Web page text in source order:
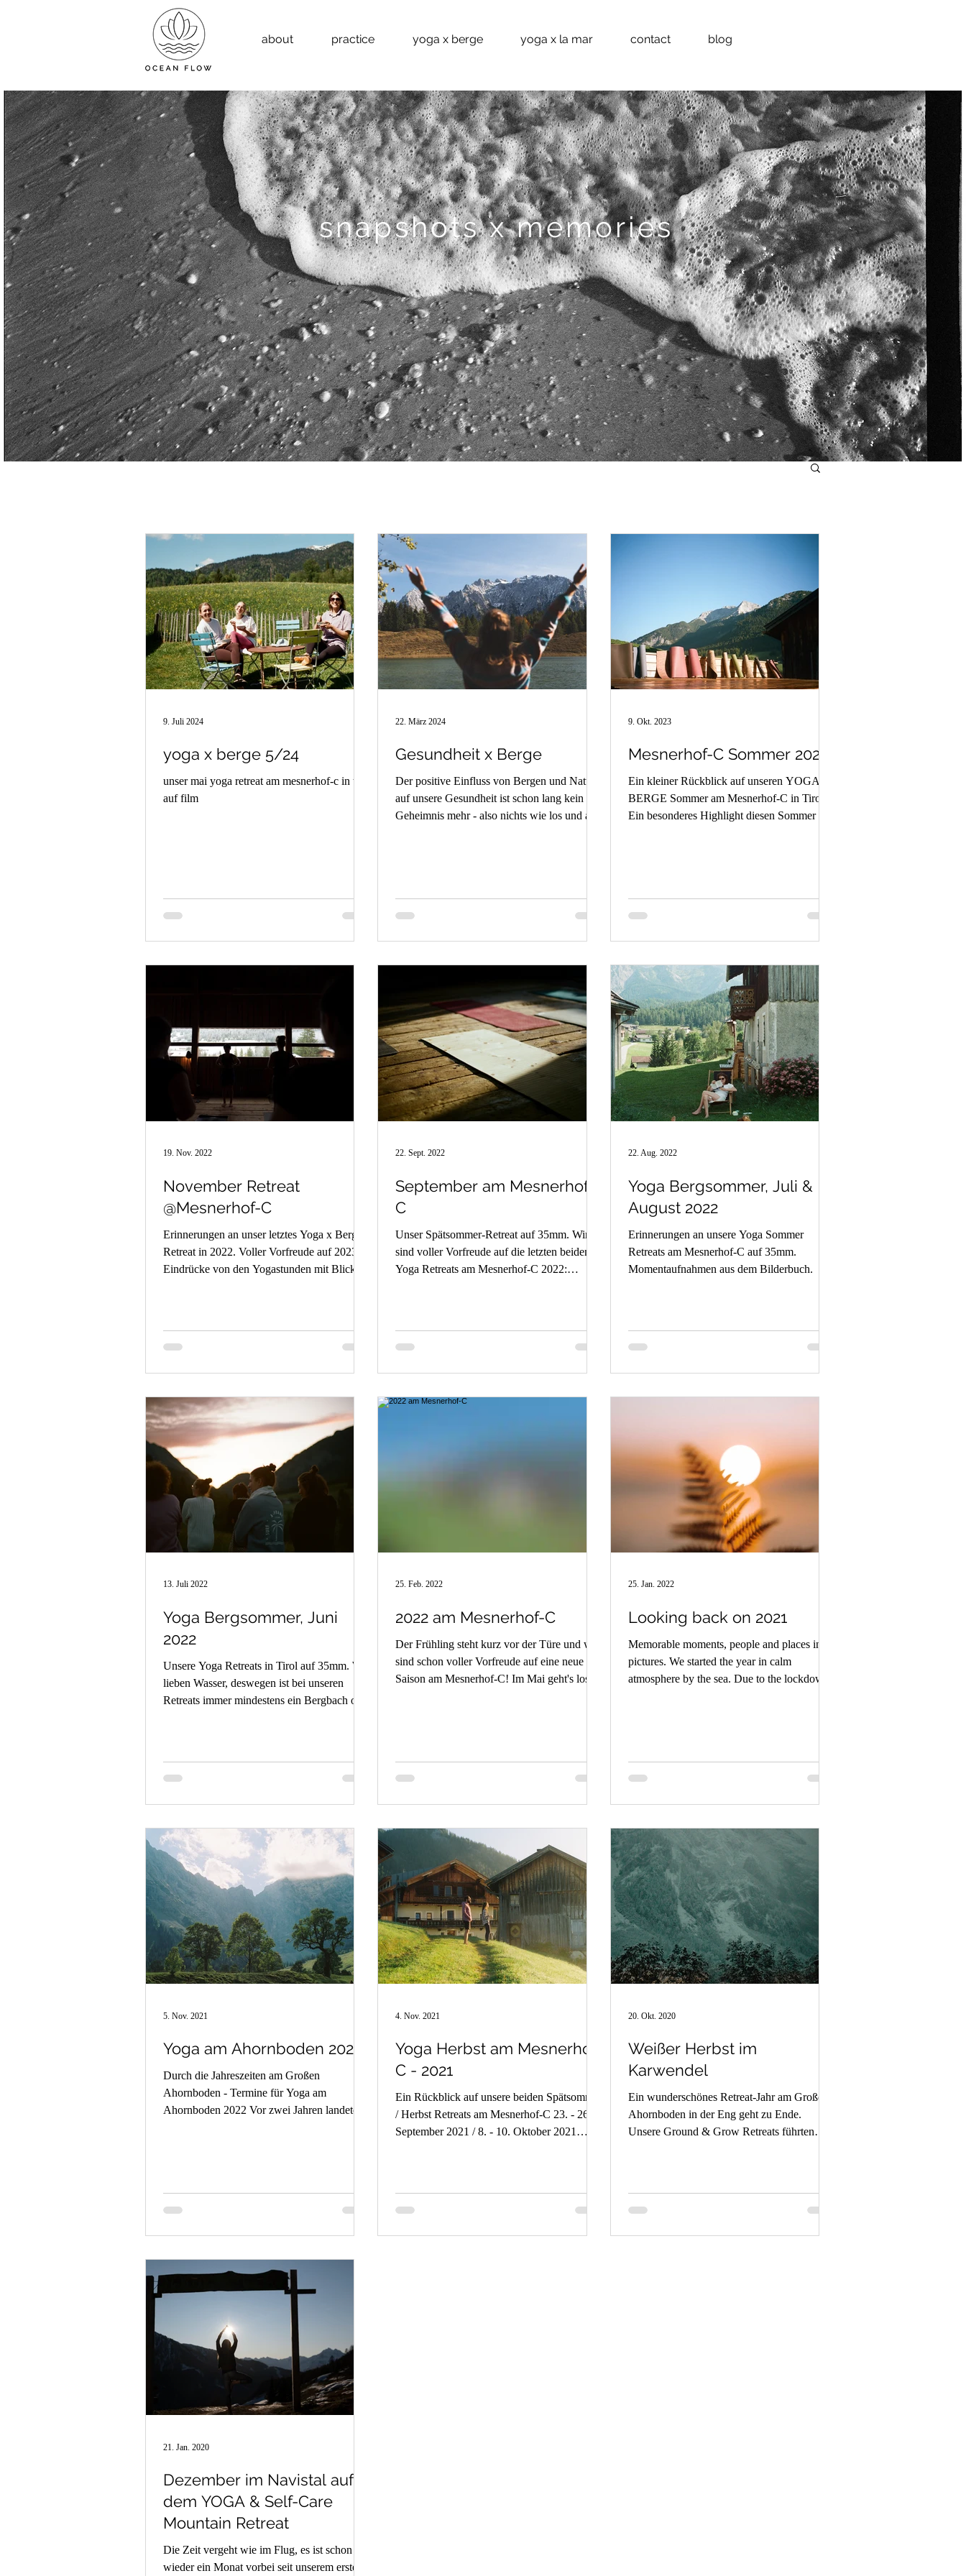
about practice yoga x berge yoga x la mar contact blog
snapshots x memories
yoga x berge 5/24
unser mai yoga retreat am mesnerhof-c in tirol
auf film
9. Juli 2024
Gesundheit x Berge
Der positive Einfluss von Bergen und Natur
auf unsere Gesundheit ist schon lang kein
Geheimnis mehr - also nichts wie los und auf
22. März 2024
Mesnerhof-C Sommer 2023
Ein kleiner Rückblick auf unseren YOGA x
BERGE Sommer am Mesnerhof-C in Tirol.
Ein besonderes Highlight diesen Sommer war
9. Okt. 2023
November Retreat
@Mesnerhof-C
Erinnerungen an unser letztes Yoga x Berge
Retreat in 2022. Voller Vorfreude auf 2023.
Eindrücke von den Yogastunden mit Blick
19. Nov. 2022
September am Mesnerhof-
C
Unser Spätsommer-Retreat auf 35mm. Wir
sind voller Vorfreude auf die letzten beiden
Yoga Retreats am Mesnerhof-C 2022:
22. Sept. 2022
Yoga Bergsommer, Juli &
August 2022
Erinnerungen an unsere Yoga Sommer
Retreats am Mesnerhof-C auf 35mm.
Momentaufnahmen aus dem Bilderbuch.
22. Aug. 2022
Yoga Bergsommer, Juni
2022
Unsere Yoga Retreats in Tirol auf 35mm. Wir
lieben Wasser, deswegen ist bei unseren
Retreats immer mindestens ein Bergbach oder
13. Juli 2022
2022 am Mesnerhof-C
Der Frühling steht kurz vor der Türe und wir
sind schon voller Vorfreude auf eine neue
Saison am Mesnerhof-C! Im Mai geht's los...
25. Feb. 2022
Looking back on 2021
Memorable moments, people and places in
pictures. We started the year in calm
atmosphere by the sea. Due to the lockdown
25. Jan. 2022
Yoga am Ahornboden 2022
Durch die Jahreszeiten am Großen
Ahornboden - Termine für Yoga am
Ahornboden 2022 Vor zwei Jahren landeten
5. Nov. 2021
Yoga Herbst am Mesnerhof-
C - 2021
Ein Rückblick auf unsere beiden Spätsommer
/ Herbst Retreats am Mesnerhof-C 23. - 26.
September 2021 / 8. - 10. Oktober 2021
4. Nov. 2021
Weißer Herbst im
Karwendel
Ein wunderschönes Retreat-Jahr am Großen
Ahornboden in der Eng geht zu Ende.
Unsere Ground & Grow Retreats führten
20. Okt. 2020
Dezember im Navistal auf
dem YOGA & Self-Care
Mountain Retreat
Die Zeit vergeht wie im Flug, es ist schon
wieder ein Monat vorbei seit unserem ersten
21. Jan. 2020